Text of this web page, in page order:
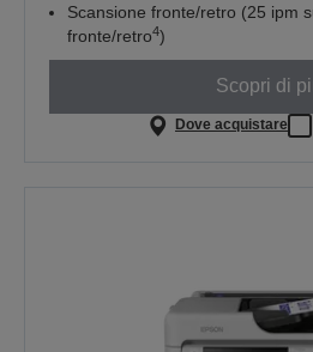
Scansione fronte/retro (25 ipm
fronte/retro4)
Scopri di
Dove acquistare